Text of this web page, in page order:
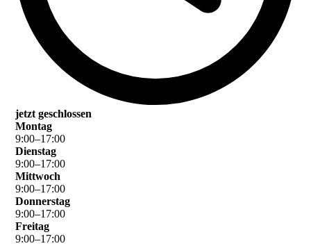
jetzt geschlossen
Montag
9:00–17:00
Dienstag
9:00–17:00
Mittwoch
9:00–17:00
Donnerstag
9:00–17:00
Freitag
9:00–17:00